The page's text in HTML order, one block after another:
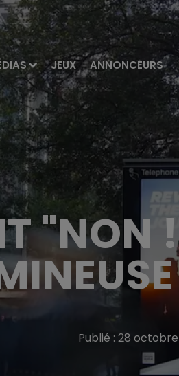
JEUX ANNONCEURS
"NON
Publié : 28 octobre